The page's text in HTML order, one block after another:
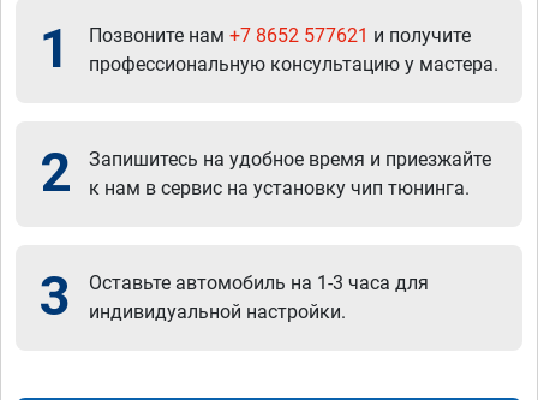
1 Позвоните нам +7 8652 577621 и получите
профессиональную консультацию у мастера.
2
Запишитесь на удобное время и приезжайте
к нам в сервис на установку чип тюнинга.
3
Оставьте автомобиль на 1-3 часа для
индивидуальной настройки.